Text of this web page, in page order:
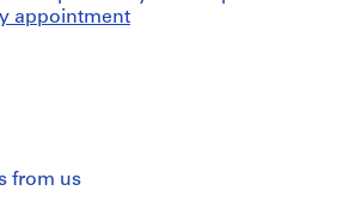
appointment
from us